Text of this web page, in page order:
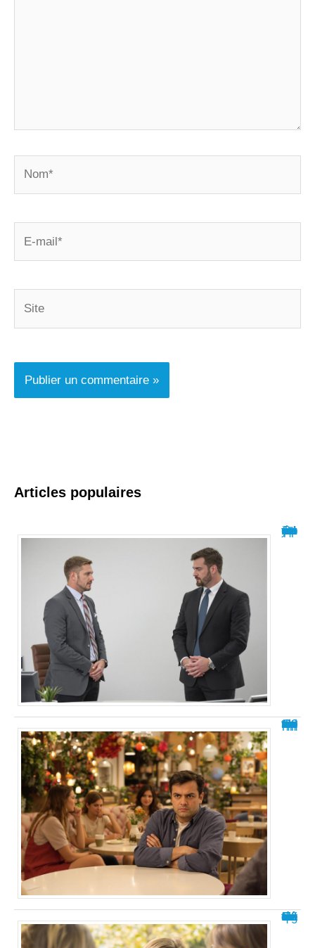
Articles populaires
Comprendre la relation asymétrique et ses impacts
Comment appelle-t-on quelqu’un qui critique tout le temps ?
Rêver d’une ancienne amie avec qui on est fâché : signification